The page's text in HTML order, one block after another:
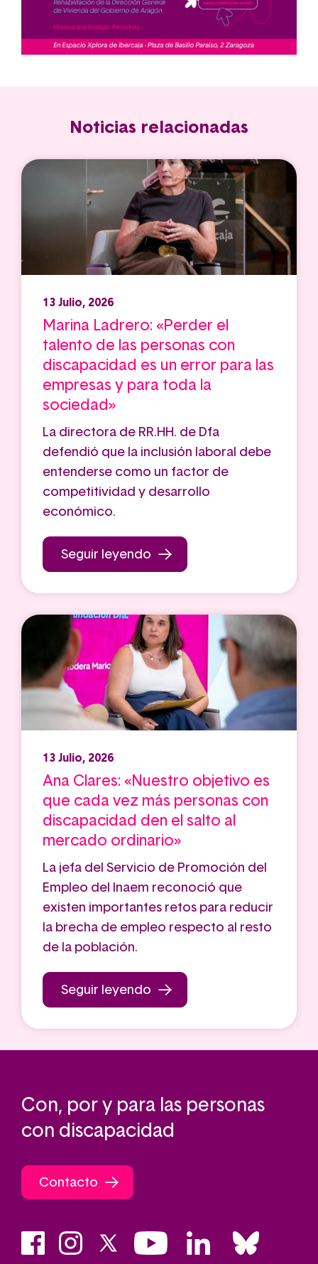
Noticias relacionadas
13 Julio, 2026
Marina Ladrero: «Perder el
talento de las personas con
discapacidad es un error para las
empresas y para toda la
sociedad»
La directora de RR.HH. de Dfa
defendió que la inclusión laboral debe
entenderse como un factor de
competitividad y desarrollo
económico.
Seguir leyendo
13 Julio, 2026
Ana Clares: «Nuestro objetivo es
que cada vez más personas con
discapacidad den el salto al
mercado ordinario»
La jefa del Servicio de Promoción del
Empleo del Inaem reconoció que
existen importantes retos para reducir
la brecha de empleo respecto al resto
de la población.
Seguir leyendo
Con, por y para las personas
con discapacidad
Contacto